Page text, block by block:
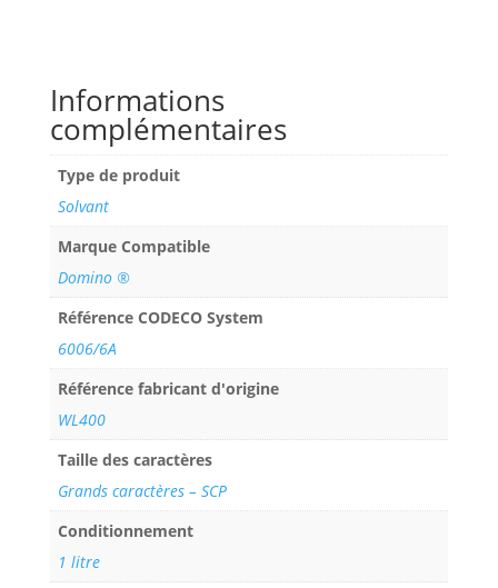
Informations
complémentaires
Type de produit
Solvant
Marque Compatible
Domino ®
Référence CODECO System
6006/6A
Référence fabricant d'origine
WL400
Taille des caractères
Grands caractères – SCP
Conditionnement
1 litre